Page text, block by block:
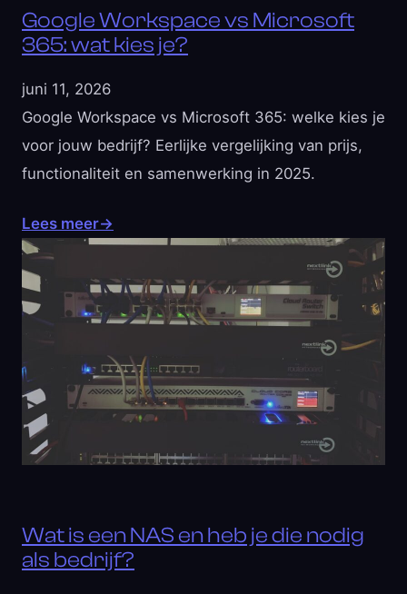
Google Workspace vs Microsoft
365: wat kies je?
juni 11, 2026
Google Workspace vs Microsoft 365: welke kies je
voor jouw bedrijf? Eerlijke vergelijking van prijs,
functionaliteit en samenwerking in 2025.
Lees meer→
Wat is een NAS en heb je die nodig
als bedrijf?